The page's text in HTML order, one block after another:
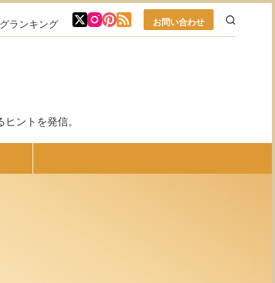
ランキング お問い合わせ
ントを発信。